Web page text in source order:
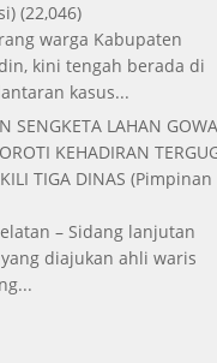
(22,046)
warga Kabupaten
kini tengah berada di
kasus...
SENGKETA LAHAN
KEHADIRAN
TIGA DINAS (Pimpinan
– Sidang lanjutan
diajukan ahli waris